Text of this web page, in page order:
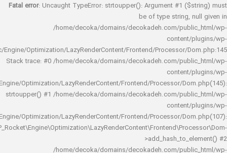
Fatal error : Uncaught TypeError: strtoupper(): Argument #1
be of type string,
/home/decoka/domains/decokadeh.com/
rocket/inc/Engine/Optimization/LazyRenderContent/Frontend/Processor/
Stack trace: #0 /home/decoka/domains/decokadeh.com/
rocket/inc/Engine/Optimization/LazyRenderContent/Frontend/Processor/
strtoupper() #1 /home/decoka/domains/decokadeh.com/
rocket/inc/Engine/Optimization/LazyRenderContent/Frontend/Processor/
/home/decoka/domains/decokadeh.com/